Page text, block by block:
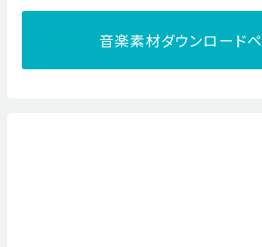
音楽素材ダウンロード